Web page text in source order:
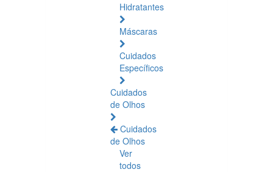
Hidratantes
Máscaras
Cuidados
Específicos
Cuidados
de Olhos
Cuidados
de Olhos
Ver
todos